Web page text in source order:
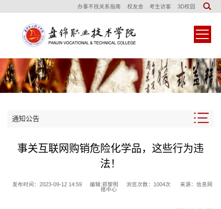
办事不找关系指南 校友会 考生访客 3D校园
通知公告
事关互联网购销危险化学品，这些行为违
法！
发布时间：2023-09-12 14:59 编辑:郑黎明 浏览次数： 1004次
来源：信息网
络中心